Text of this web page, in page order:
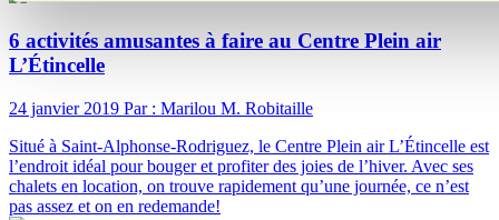
6 activités amusantes à faire au Centre Plein air
L’Étincelle
24 janvier 2019 Par : Marilou M. Robitaille
Situé à Saint-Alphonse-Rodriguez, le Centre Plein air L’Étincelle est
l’endroit idéal pour bouger et profiter des joies de l’hiver. Avec ses
chalets en location, on trouve rapidement qu’une journée, ce n’est
pas assez et on en redemande!